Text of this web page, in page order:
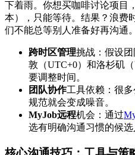
下着雨。你想买咖啡讨论项目
本），只能等待。结果？浪费
们不能总等别人准备好再沟通。
跨时区管理挑战：假设
敦（UTC+0）和洛杉矶
要调整时间。
团队协作工具依赖：很多
规范就会变成噪音。
MyJob远程机会：通过
选有明确沟通习惯的候选